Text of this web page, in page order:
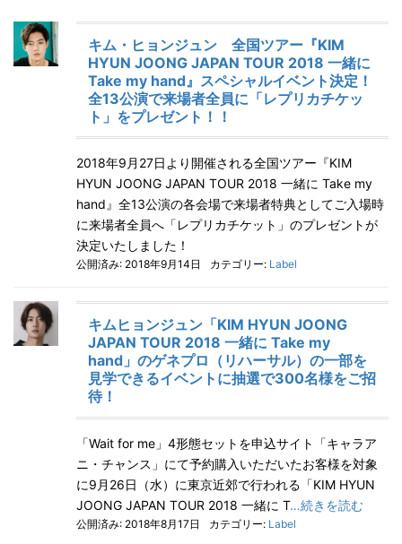
キム・ヒョンジュン 全国ツアー『KIM
HYUN JOONG JAPAN TOUR 2018 一緒に
Take my hand』スペシャルイベント決定！
全13公演で来場者全員に「レプリカチケッ
ト」をプレゼント！！
2018年9月27日より開催される全国ツアー『KIM
HYUN JOONG JAPAN TOUR 2018 一緒に Take my
hand』全13公演の各会場で来場者特典としてご入場時
に来場者全員へ「レプリカチケット」のプレゼントが
決定いたしました！
公開済み: 2018年9月14日 カテゴリー: Label
キムヒョンジュン「KIM HYUN JOONG
JAPAN TOUR 2018 一緒に Take my
hand」のゲネプロ（リハーサル）の一部を
見学できるイベントに抽選で300名様をご招
待！
「Wait for me」4形態セットを申込サイト「キャラア
ニ・チャンス」にて予約購入いただいたお客様を対象
に9月26日（水）に東京近郊で行われる「KIM HYUN
JOONG JAPAN TOUR 2018 一緒に T…続きを読む
公開済み: 2018年8月17日 カテゴリー: Label